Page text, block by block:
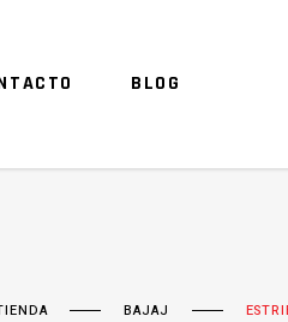
BLOG
TU CARRITO
BAJAJ